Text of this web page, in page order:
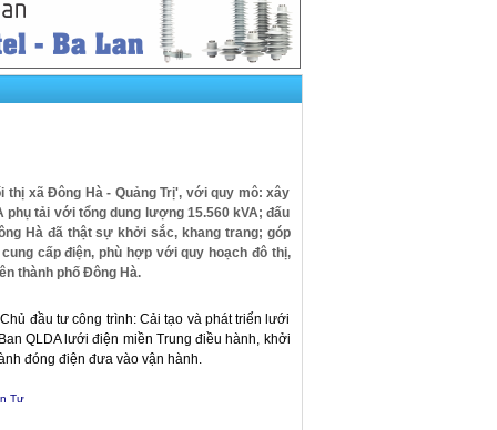
xã Đông Hà - Quảng Trị', với quy mô: xây
tải với tổng dung lượng 15.560 kVA; đấu
Hà đã thật sự khởi sắc, khang trang; góp
cấp điện, phù hợp với quy hoạch đô thị,
thành phố Đông Hà.
đầu tư công trình: Cải tạo và phát triển lưới
QLDA lưới điện miền Trung điều hành, khởi
đóng điện đưa vào vận hành.
Tư